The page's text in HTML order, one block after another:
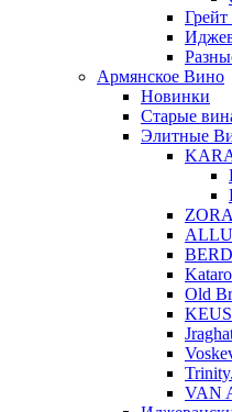
Армянское Вино
Новинки
Старые
Элитные
Old
VAN